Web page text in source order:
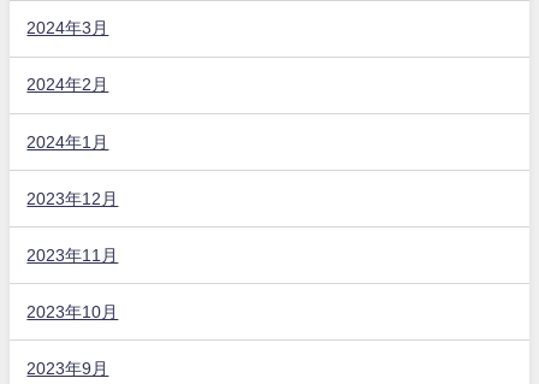
2024年3月
2024年2月
2024年1月
2023年12月
2023年11月
2023年10月
2023年9月